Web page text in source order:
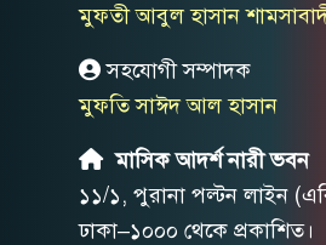
মুফতী আবুল হাসান
সহযোগী সম্পাদক
মুফতি সাঈদ আল হাসান
মাসিক আদর্শ নারী ভবন
১১/১, পুরানা পল্টন লাইন
ঢাকা–১০০০ থেকে প্রকাশিত।